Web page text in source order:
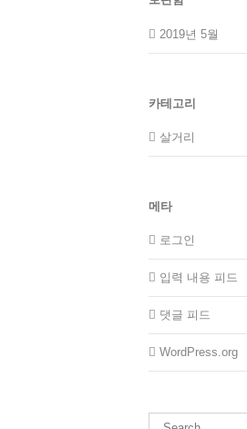
2019년 5월
카테고리
살거리
메타
로그인
입력 내용 피드
댓글 피드
WordPress.org
Search